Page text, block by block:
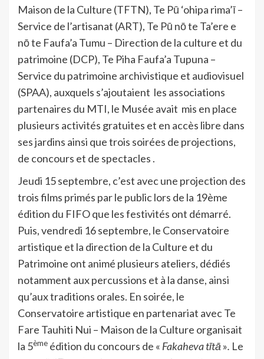
Maison de la Culture (TFTN), Te Pū ‘ohipa rima’ī –
Service de l’artisanat (ART), Te Pū nō te Ta’ere e
nō te Faufa’a Tumu – Direction de la culture et du
patrimoine (DCP), Te Piha Faufa’a Tupuna –
Service du patrimoine archivistique et audiovisuel
(SPAA), auxquels s’ajoutaient les associations
partenaires du MTI, le Musée avait mis en place
plusieurs activités gratuites et en accès libre dans
ses jardins ainsi que trois soirées de projections,
de concours et de spectacles .
Jeudi 15 septembre, c’est avec une projection des
trois films primés par le public lors de la 19ème
édition du FIFO que les festivités ont démarré.
Puis, vendredi 16 septembre, le Conservatoire
artistique et la direction de la Culture et du
Patrimoine ont animé plusieurs ateliers, dédiés
notamment aux percussions et à la danse, ainsi
qu’aux traditions orales. En soirée, le
Conservatoire artistique en partenariat avec Te
Fare Tauhiti Nui – Maison de la Culture organisait
la 5ème édition du concours de « Fakaheva tītā ». Le